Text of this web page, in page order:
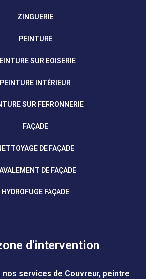
ZINGUERIE
PEINTURE
SUR BOISERIE
PEINTURE INTÉRIEUR
SUR FERRONNERIE
FAÇADE
DE FAÇADE
DE FAÇADE
HYDROFUGE FAÇADE
d'intervention
nos services de Couvreur, peintre